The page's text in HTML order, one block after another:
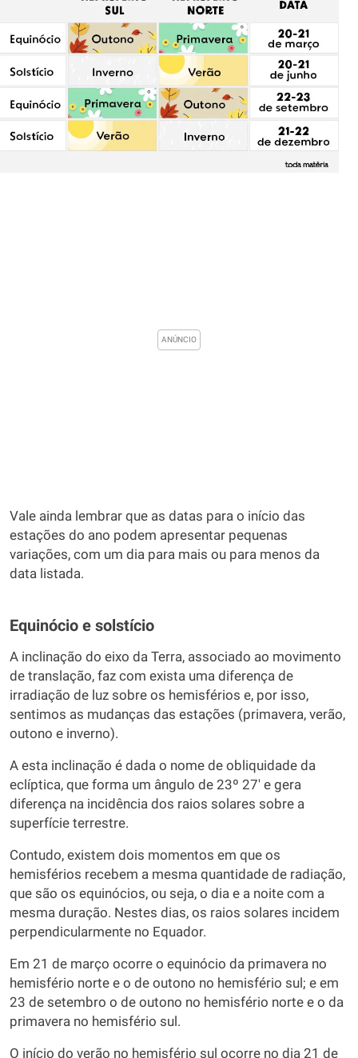
Vale ainda lembrar que as datas para o início das
estações do ano podem apresentar pequenas
variações, com um dia para mais ou para menos da
data listada.
Equinócio e solstício
A inclinação do eixo da Terra, associado ao movimento
de translação, faz com exista uma diferença de
irradiação de luz sobre os hemisférios e, por isso,
sentimos as mudanças das estações (primavera, verão,
outono e inverno).
A esta inclinação é dada o nome de obliquidade da
eclíptica, que forma um ângulo de 23º 27' e gera
diferença na incidência dos raios solares sobre a
superfície terrestre.
Contudo, existem dois momentos em que os
hemisférios recebem a mesma quantidade de radiação,
que são os equinócios, ou seja, o dia e a noite com a
mesma duração. Nestes dias, os raios solares incidem
perpendicularmente no Equador.
Em 21 de março ocorre o equinócio da primavera no
hemisfério norte e o de outono no hemisfério sul; e em
23 de setembro o de outono no hemisfério norte e o da
primavera no hemisfério sul.
O início do verão no hemisfério sul ocorre no dia 21 de